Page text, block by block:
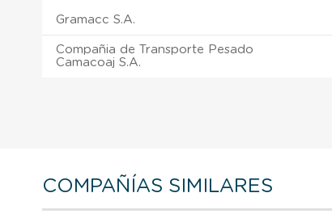
Gramacc S.A.
Compañia de Transporte Pesado
Camacoaj S.A.
COMPAÑÍAS SIMILARES